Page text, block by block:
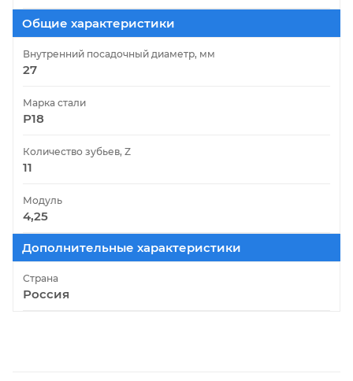
Общие характеристики
Внутренний посадочный диаметр, мм
27
Марка стали
Р18
Количество зубьев, Z
11
Модуль
4,25
Дополнительные характеристики
Страна
Россия